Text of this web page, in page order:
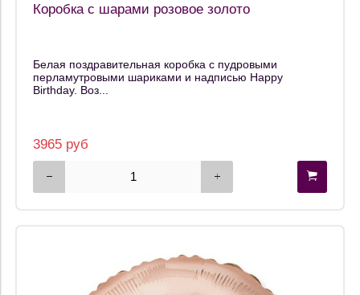
Коробка с шарами розовое золото
Белая поздравительная коробка с пудровыми
перламутровыми шариками и надписью Happy
Birthday. Воз...
3965 руб